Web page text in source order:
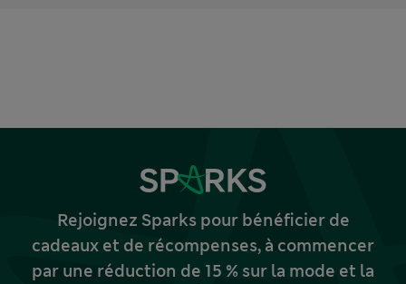
Rejoignez Sparks pour bénéficier de
cadeaux et de récompenses, à commencer
par une réduction de 15 % sur la mode et la